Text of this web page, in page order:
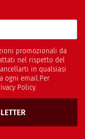
promozionali da
nel rispetto del
in qualsiasi
ogni email.Per
Policy.